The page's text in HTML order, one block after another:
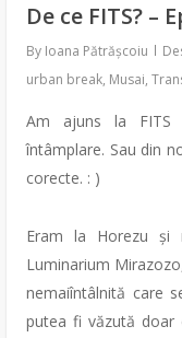
De ce FITS? –
By Ioana Pătrășcoiu
urban break, Musai,
Am ajuns la FITS
întâmplare. Sau din
corecte. : )
Eram la Horezu și
Luminarium
nemaiîntâlnită care
putea fi văzută doar